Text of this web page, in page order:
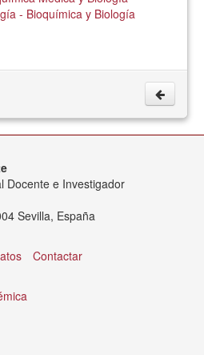
- Bioquímica y Biología
Docente e Investigador
Sevilla, España
Contactar